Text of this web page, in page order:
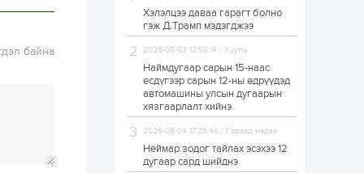
байна
Өнгөрсөн сард
1,439.2 кг үнэт
металл худалдан
авчээ
1 өдөр 0
Б.Найдалаа: Энэ
өвөл илүү хүнд байж
магадгүй учир төр,
эрчим хүчний
байгууллагууд, иргэд
бэлтгэлээ...
1 өдөр
Хэлэлцээ даваа гарагт болно
гэж Д.Трамп мэдэгджээ
2026-08-03 12:58:14 / Хууль
Наймдугаар сарын 15-наас
есдүгээр сарын 12-ны өдрүүдэд
автомашины улсын дугаарын
хязгаарлалт хийнэ
2026-08-04 17:26:48 / Гадаад мэдээ
Неймар зодог тайлах эсэхээ 12
дугаар сард шийднэ